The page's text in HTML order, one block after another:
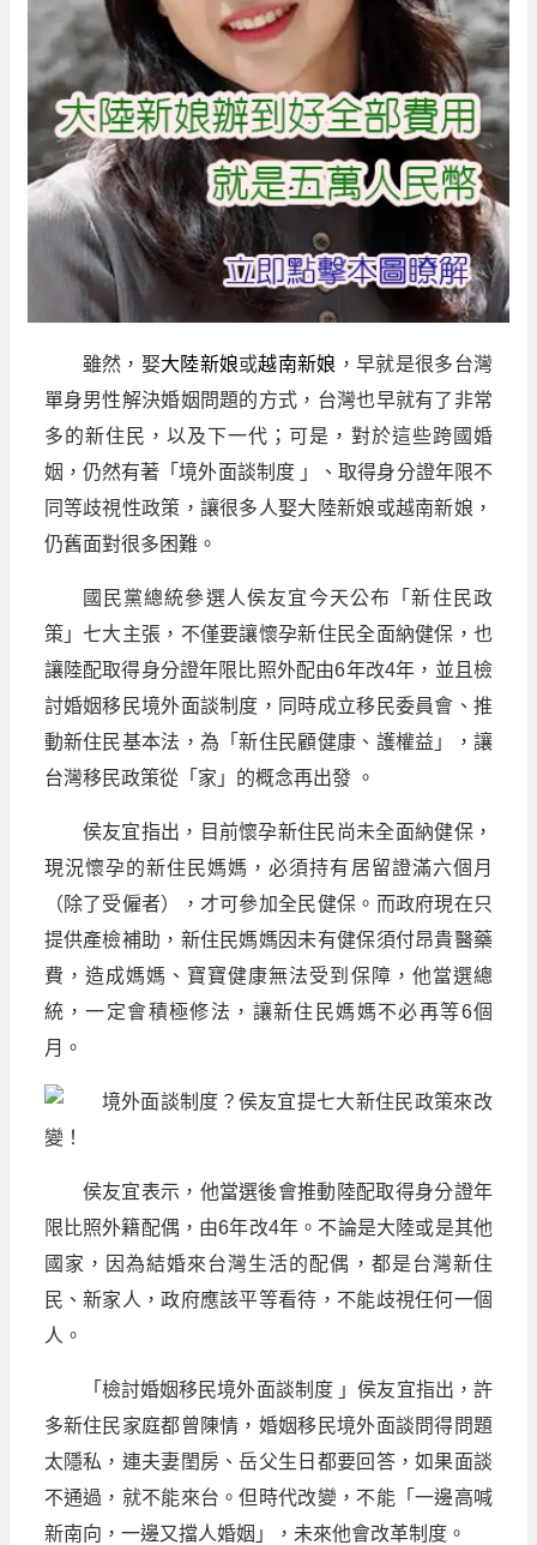
雖然，娶大陸新娘或越南新娘 ，早就是很多台灣
單身男性解決婚姻問題的方式，台灣也早就有了非常
多的新住民，以及下一代；可是，對於這些跨國婚
姻，仍然有著「境外面談制度 」、取得身分證年限不
同等歧視性政策，讓很多人娶大陸新娘或越南新娘，
仍舊面對很多困難。
國民黨總統參選人侯友宜今天公布「新住民政
策」七大主張，不僅要讓懷孕新住民全面納健保，也
讓陸配取得身分證年限比照外配由6年改4年，並且檢
討婚姻移民境外面談制度，同時成立移民委員會、推
動新住民基本法，為「新住民顧健康、護權益」，讓
台灣移民政策從「家」的概念再出發 。
侯友宜指出，目前懷孕新住民尚未全面納健保，
現況懷孕的新住民媽媽，必須持有居留證滿六個月
（除了受僱者），才可參加全民健保。而政府現在只
提供產檢補助，新住民媽媽因未有健保須付昂貴醫藥
費，造成媽媽、寶寶健康無法受到保障，他當選總
統，一定會積極修法，讓新住民媽媽不必再等6個
月。
侯友宜表示，他當選後會推動陸配取得身分證年
限比照外籍配偶，由6年改4年。不論是大陸或是其他
國家，因為結婚來台灣生活的配偶，都是台灣新住
民、新家人，政府應該平等看待，不能歧視任何一個
人。
「檢討婚姻移民境外面談制度 」侯友宜指出，許
多新住民家庭都曾陳情，婚姻移民境外面談問得問題
太隱私，連夫妻閨房、岳父生日都要回答，如果面談
不通過，就不能來台。但時代改變，不能「一邊高喊
新南向，一邊又擋人婚姻」，未來他會改革制度。